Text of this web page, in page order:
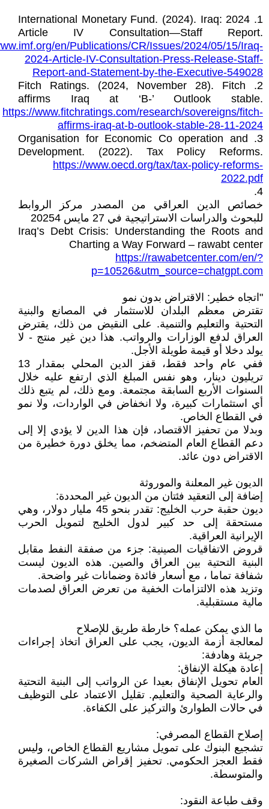
1. International Monetary Fund. (2024). Iraq: 2024
Article IV Consultation—Staff Report.
en/Publications/CR/Issues/2024/05/15/Iraq-
2024-Article-IV-Consultation-Press-Release-Staff-
Report-and-Statement-by-the-Executive-549028
2. Fitch Ratings. (2024, November 28). Fitch
affirms Iraq at ‘B-’ Outlook stable.
https://www.fitchratings.com/research/sovereigns/fitch-
affirms-iraq-at-b-outlook-stable-28-11-2024
3. Organisation for Economic Co operation and
Development. (2022). Tax Policy Reforms.
https://www.oecd.org/tax/tax-policy-reforms-
2022.pdf
4.
خصائص الدين العراقي من المصدر مركز الروابط
للبحوث والدراسات الاستراتيجية في 27 مايس 20254
Iraq’s Debt Crisis: Understanding the Roots and
Charting a Way Forward – rawabt center
https://rawabetcenter.com/en/?
p=10526&utm_source=chatgpt.com
"اتجاه خطير: الاقتراض بدون نمو
تقترض معظم البلدان للاستثمار في المصانع والبنية
التحتية والتعليم والتنمية. على النقيض من ذلك، يقترض
العراق لدفع الوزارات والرواتب. هذا دين غير منتج - لا
يولد دخلا أو قيمة طويلة الأجل.
ففي عام واحد فقط، قفز الدين المحلي بمقدار 13
تريليون دينار، وهو نفس المبلغ الذي ارتفع عليه خلال
السنوات الأربع السابقة مجتمعة. ومع ذلك، لم يتبع ذلك
أي استثمارات كبيرة، ولا انخفاض في الواردات، ولا نمو
في القطاع الخاص.
وبدلا من تحفيز الاقتصاد، فإن هذا الدين لا يؤدي إلا إلى
دعم القطاع العام المتضخم، مما يخلق دورة خطيرة من
الاقتراض دون عائد.
الديون غير المعلنة والموروثة
إضافة إلى التعقيد فئتان من الديون غير المحددة:
ديون حقبة حرب الخليج: تقدر بنحو 45 مليار دولار، وهي
مستحقة إلى حد كبير لدول الخليج لتمويل الحرب
الإيرانية العراقية.
قروض الاتفاقيات الصينية: جزء من صفقة النفط مقابل
البنية التحتية بين العراق والصين. هذه الديون ليست
شفافة تماما ، مع أسعار فائدة وضمانات غير واضحة.
وتزيد هذه الالتزامات الخفية من تعرض العراق لصدمات
مالية مستقبلية.
ما الذي يمكن عمله؟ خارطة طريق للإصلاح
لمعالجة أزمة الديون، يجب على العراق اتخاذ إجراءات
جريئة وهادفة:
إعادة هيكلة الإنفاق:
العام تحويل الإنفاق بعيدا عن الرواتب إلى البنية التحتية
والرعاية الصحية والتعليم. تقليل الاعتماد على التوظيف
في حالات الطوارئ والتركيز على الكفاءة.
إصلاح القطاع المصرفي:
تشجيع البنوك على تمويل مشاريع القطاع الخاص، وليس
فقط العجز الحكومي. تحفيز إقراض الشركات الصغيرة
والمتوسطة.
وقف طباعة النقود: